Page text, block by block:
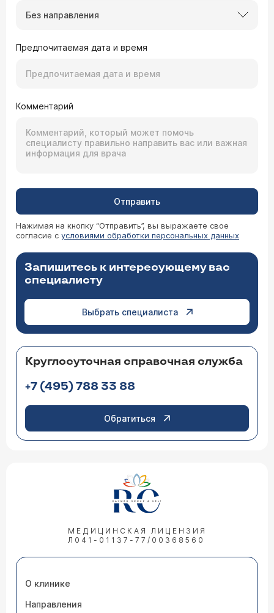
Без направления
Предпочитаемая дата и время
Комментарий
Отправить
Нажимая на кнопку “Отправить”, вы выражаете свое
согласие с условиями обработки персональных данных
Запишитесь к интересующему вас
специалисту
Выбрать специалиста
Круглосуточная справочная служба
+7 (495) 788 33 88
Обратиться
МЕДИЦИНСКАЯ ЛИЦЕНЗИЯ
Л041-01137-77/00368560
О клинике
Направления